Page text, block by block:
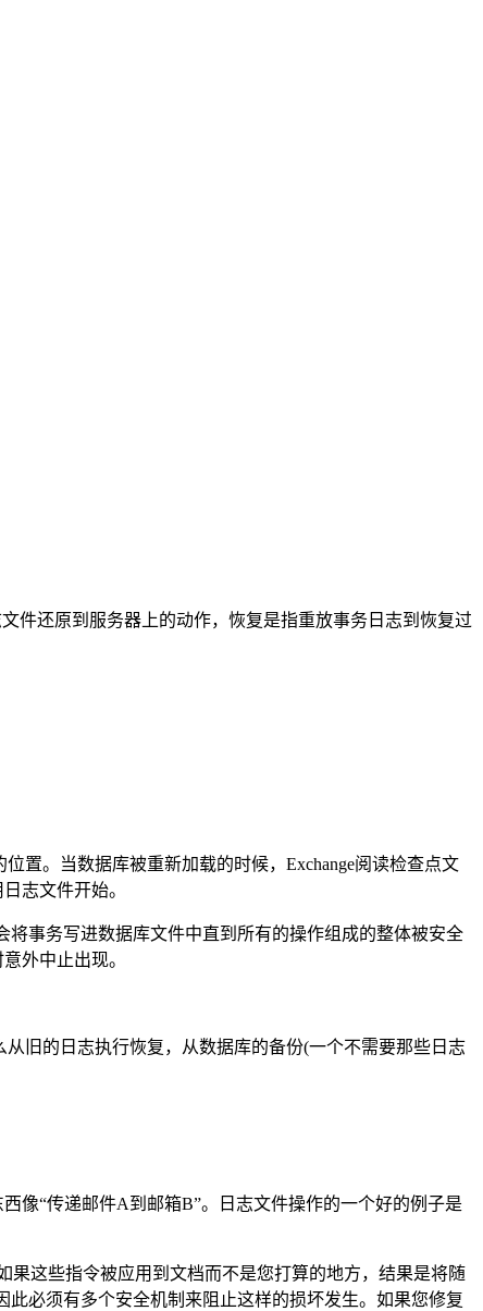
件还原到服务器上的动作，恢复是指重放事务日志到恢复过
置。当数据库被重新加载的时候，Exchange阅读检查点文
志文件开始。
事务写进数据库文件中直到所有的操作组成的整体被安全
外中止出现。
旧的日志执行恢复，从数据库的备份(一个不需要那些日志
“传递邮件A到邮箱B”。日志文件操作的一个好的例子是
这些指令被应用到文档而不是您打算的地方，结果是将随
此必须有多个安全机制来阻止这样的损坏发生。如果您修复